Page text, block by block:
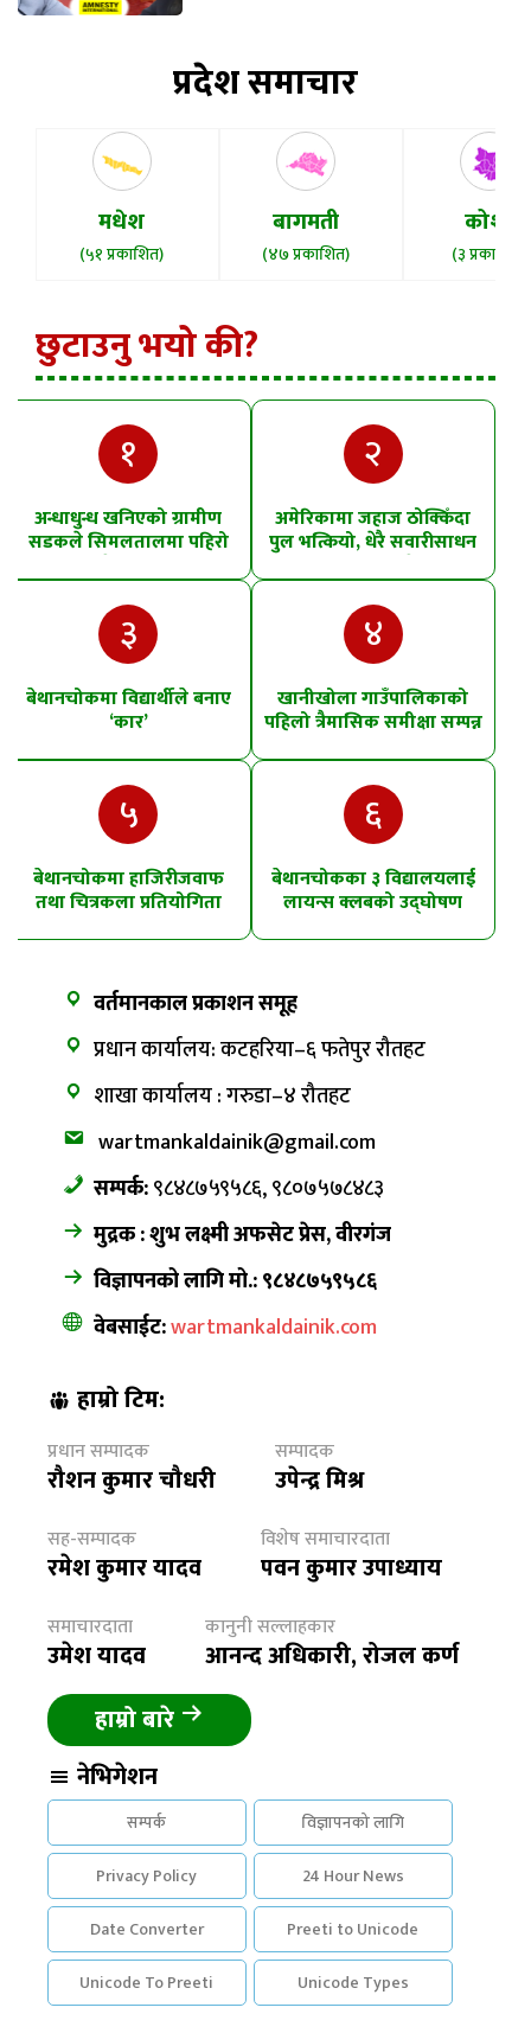
प्रदेश समाचार
मधेश
(५१ प्रकाशित)
बागमती
(४७ प्रकाशित)
कोशी
(३ प्रकाशित)
छुटाउनु भयो की?
१
अन्धाधुन्ध खनिएको ग्रामीण
सडकले सिमलतालमा पहिरो
२
अमेरिकामा जहाज ठोक्किँदा
पुल भत्कियो, धेरै सवारीसाधन
३
बेथानचोकमा विद्यार्थीले बनाए
‘कार’
४
खानीखोला गाउँपालिकाको
पहिलो त्रैमासिक समीक्षा सम्पन्न
५
बेथानचोकमा हाजिरीजवाफ
तथा चित्रकला प्रतियोगिता
६
बेथानचोकका ३ विद्यालयलाई
लायन्स क्लबको उद्घोषण
वर्तमानकाल प्रकाशन समूह
प्रधान कार्यालय: कटहरिया–६ फतेपुर रौतहट
शाखा कार्यालय : गरुडा–४ रौतहट
wartmankaldainik@gmail.com
सम्पर्क:९८४८७५९५८६, ९८०७५७८४८३
मुद्रक : शुभ लक्ष्मी अफसेट प्रेस, वीरगंज
विज्ञापनको लागि मो.: ९८४८७५९५८६
वेबसाईट:wartmankaldainik.com
हाम्रो टिम:
प्रधान सम्पादक
रौशन कुमार चौधरी
सम्पादक
उपेन्द्र मिश्र
सह-सम्पादक
रमेश कुमार यादव
विशेष समाचारदाता
पवन कुमार उपाध्याय
समाचारदाता
उमेश यादव
कानुनी सल्लाहकार
आनन्द अधिकारी, रोजल कर्ण
हाम्रो बारे
नेभिगेशन
सम्पर्क
विज्ञापनको लागि
Privacy Policy
24 Hour News
Date Converter
Preeti to Unicode
Unicode To Preeti
Unicode Types